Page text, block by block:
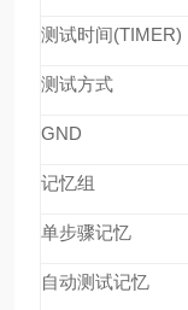
测试时间(TIMER)
测试方式
GND
记忆组
单步骤记忆
自动测试记忆